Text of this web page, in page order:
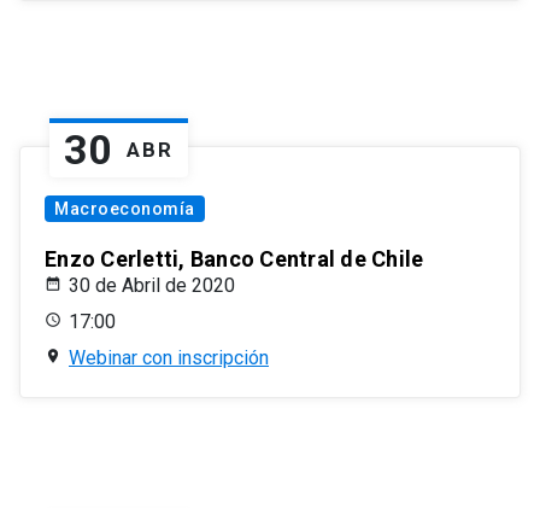
30 ABR
Macroeconomía
Enzo Cerletti, Banco Central de Chile
30 de Abril de 2020
17:00
Webinar con inscripción